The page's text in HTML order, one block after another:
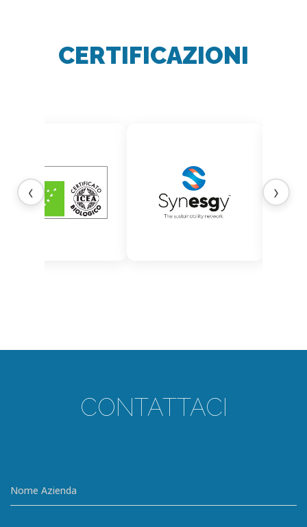
CERTIFICAZIONI
‹ ›
CONTATTACI